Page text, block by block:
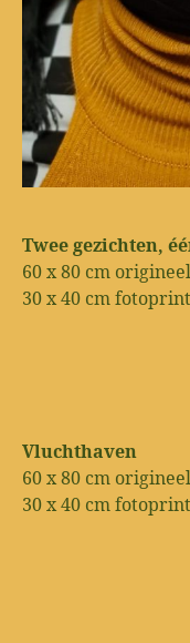
Twee gezichten,
60 x 80 cm
30 x 40 cm fotoprint
Vluchthaven
60 x 80 cm
30 x 40 cm fotoprint